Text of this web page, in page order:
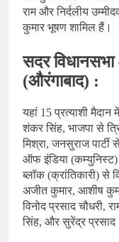
राम और निर्दलीय
कुमार भूषण शामिल हैं।
सदर
(औरंगाबाद) :
यहां 15 प्रत्याशी
शंकर सिंह, भाजपा से
मिश्रा, जनसुराज
ऑफ इंडिया (कम्युनिस्ट)
ब्लॉक (क्रांतिकारी) से
अजीत कुमार, आशीष
विनोद प्रसाद चौधरी,
सिंह, और सुरेंद्र